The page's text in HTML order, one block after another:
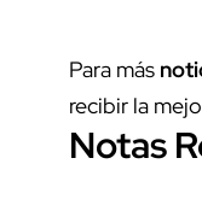
Para más
recibir la
Notas